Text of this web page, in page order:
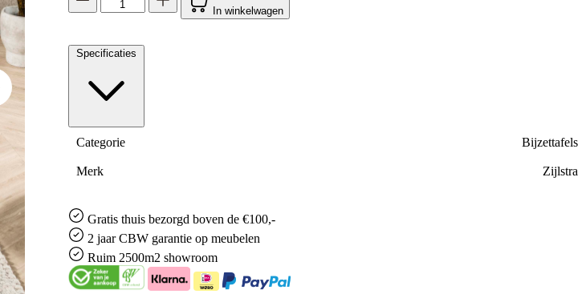
In winkelwagen
Specificaties
Categorie Bijzettafels
Merk Zijlstra
Gratisthuis bezorgd boven de €100,-
2 jaar CBW garantieop meubelen
Ruim 2500m2 showroom